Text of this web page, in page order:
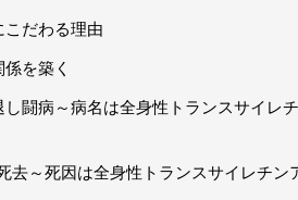
だわる理由
を築く
闘病～病名は全身性トランスサイレ
～死因は全身性トランスサイレチン